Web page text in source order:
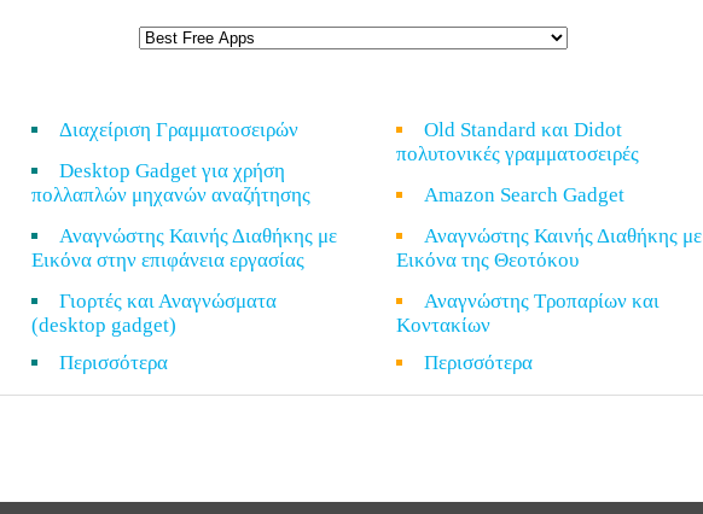
Διαχείριση Γραμματοσειρών
Desktop Gadget για χρήση
πολλαπλών μηχανών αναζήτησης
Αναγνώστης Καινής Διαθήκης με
Εικόνα στην επιφάνεια εργασίας
Γιορτές και Αναγνώσματα
(desktop gadget)
Περισσότερα
Old Standard και Didot
πολυτονικές γραμματοσειρές
Amazon Search Gadget
Αναγνώστης Καινής Διαθήκης με
Εικόνα της Θεοτόκου
Αναγνώστης Τροπαρίων και
Κοντακίων
Περισσότερα